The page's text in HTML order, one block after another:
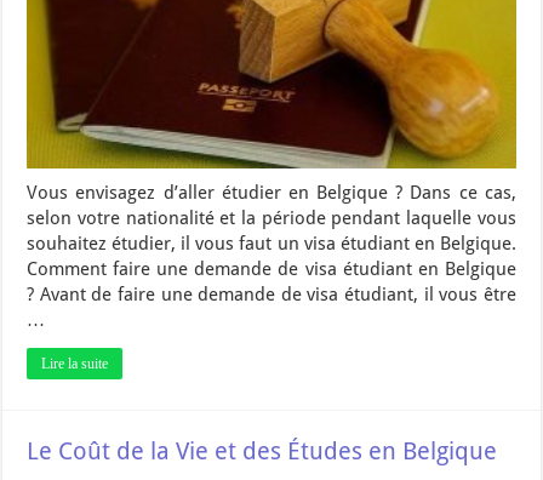
Vous envisagez d’aller étudier en Belgique ? Dans ce cas,
selon votre nationalité et la période pendant laquelle vous
souhaitez étudier, il vous faut un visa étudiant en Belgique.
Comment faire une demande de visa étudiant en Belgique
? Avant de faire une demande de visa étudiant, il vous être
…
Lire la suite
Le Coût de la Vie et des Études en Belgique